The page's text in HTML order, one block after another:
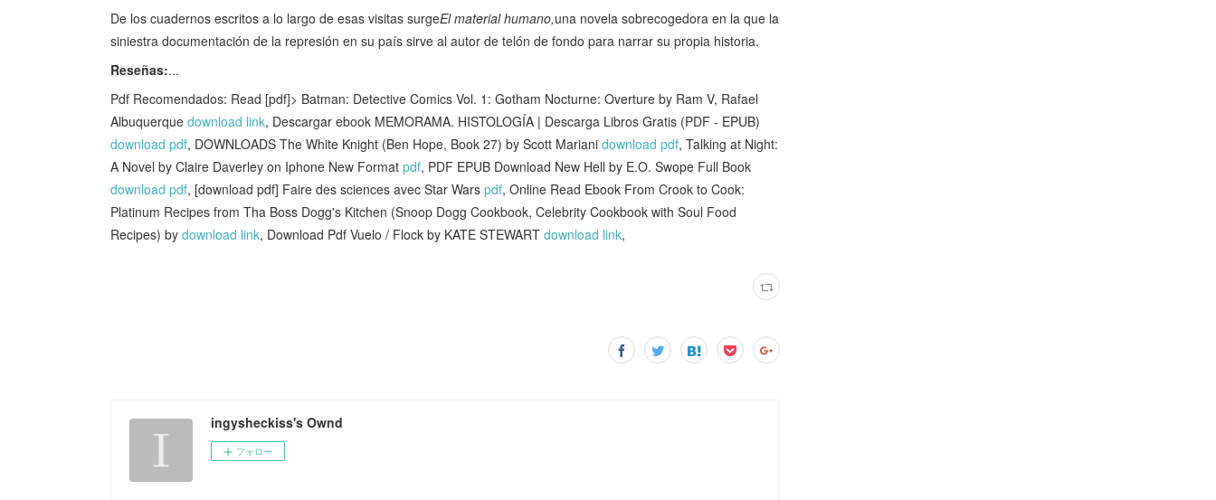
De los cuadernos escritos a lo largo de esas visitas surgeEl material humano,una novela sobrecogedora en la que la
siniestra documentación de la represión en su país sirve al autor de telón de fondo para narrar su propia historia.
Reseñas:...
Pdf Recomendados: Read [pdf]> Batman: Detective Comics Vol. 1: Gotham Nocturne: Overture by Ram V, Rafael
Albuquerque download link, Descargar ebook MEMORAMA. HISTOLOGÍA | Descarga Libros Gratis (PDF - EPUB)
download pdf, DOWNLOADS The White Knight (Ben Hope, Book 27) by Scott Mariani download pdf, Talking at Night:
A Novel by Claire Daverley on Iphone New Format pdf, PDF EPUB Download New Hell by E.O. Swope Full Book
download pdf, [download pdf] Faire des sciences avec Star Wars pdf, Online Read Ebook From Crook to Cook:
Platinum Recipes from Tha Boss Dogg's Kitchen (Snoop Dogg Cookbook, Celebrity Cookbook with Soul Food
Recipes) by download link, Download Pdf Vuelo / Flock by KATE STEWART download link,
ingysheckiss's Ownd
フォロー